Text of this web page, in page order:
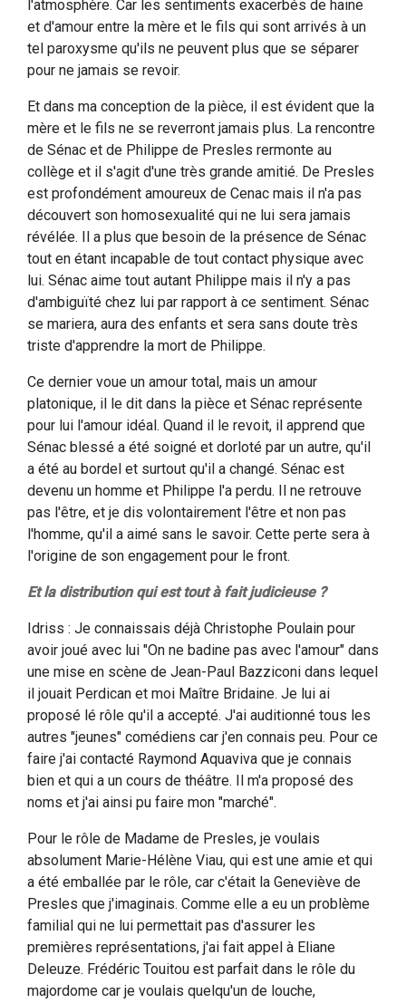
l'atmosphère. Car les sentiments exacerbés de haine
et d'amour entre la mère et le fils qui sont arrivés à un
tel paroxysme qu'ils ne peuvent plus que se séparer
pour ne jamais se revoir.
Et dans ma conception de la pièce, il est évident que la
mère et le fils ne se reverront jamais plus. La rencontre
de Sénac et de Philippe de Presles rermonte au
collège et il s'agit d'une très grande amitié. De Presles
est profondément amoureux de Cenac mais il n'a pas
découvert son homosexualité qui ne lui sera jamais
révélée. Il a plus que besoin de la présence de Sénac
tout en étant incapable de tout contact physique avec
lui. Sénac aime tout autant Philippe mais il n'y a pas
d'ambiguïté chez lui par rapport à ce sentiment. Sénac
se mariera, aura des enfants et sera sans doute très
triste d'apprendre la mort de Philippe.
Ce dernier voue un amour total, mais un amour
platonique, il le dit dans la pièce et Sénac représente
pour lui l'amour idéal. Quand il le revoit, il apprend que
Sénac blessé a été soigné et dorloté par un autre, qu'il
a été au bordel et surtout qu'il a changé. Sénac est
devenu un homme et Philippe l'a perdu. Il ne retrouve
pas l'être, et je dis volontairement l'être et non pas
l'homme, qu'il a aimé sans le savoir. Cette perte sera à
l'origine de son engagement pour le front.
Et la distribution qui est tout à fait judicieuse ?
Idriss : Je connaissais déjà Christophe Poulain pour
avoir joué avec lui "On ne badine pas avec l'amour" dans
une mise en scène de Jean-Paul Bazziconi dans lequel
il jouait Perdican et moi Maître Bridaine. Je lui ai
proposé lé rôle qu'il a accepté. J'ai auditionné tous les
autres "jeunes" comédiens car j'en connais peu. Pour ce
faire j'ai contacté Raymond Aquaviva que je connais
bien et qui a un cours de théâtre. Il m'a proposé des
noms et j'ai ainsi pu faire mon "marché".
Pour le rôle de Madame de Presles, je voulais
absolument Marie-Hélène Viau, qui est une amie et qui
a été emballée par le rôle, car c'était la Geneviève de
Presles que j'imaginais. Comme elle a eu un problème
familial qui ne lui permettait pas d'assurer les
premières représentations, j'ai fait appel à Eliane
Deleuze. Frédéric Touitou est parfait dans le rôle du
majordome car je voulais quelqu'un de louche,